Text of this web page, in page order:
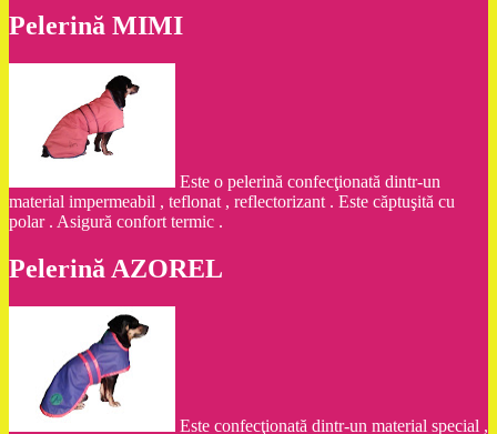
Pelerină MIMI
Este o pelerină confecţionată dintr-un
material impermeabil , teflonat , reflectorizant . Este căptuşită cu
polar . Asigură confort termic .
Pelerină AZOREL
Este confecţionată dintr-un material special ,